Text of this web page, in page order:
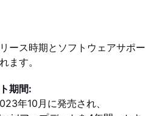
ース時期とソフトウェアサポー
ます。
期間:
年10月に発売され、